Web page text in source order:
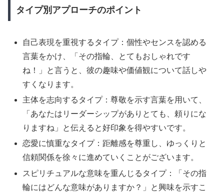
タイプ別アプローチのポイント
自己表現を重視するタイプ：個性やセンスを認める
言葉をかけ、「その指輪、とてもおしゃれです
ね！」と言うと、彼の趣味や価値観について話しや
すくなります。
主体を志向するタイプ：尊敬を示す言葉を用いて、
「あなたはリーダーシップがありとても、頼りにな
りますね」と伝えると好印象を得やすいです。
恋愛に慎重なタイプ：距離感を尊重し、ゆっくりと
信頼関係を徐々に進めていくことがございます。
スピリチュアルな意味を重んじるタイプ：「その指
輪にはどんな意味がありますか？」と興味を示すこ